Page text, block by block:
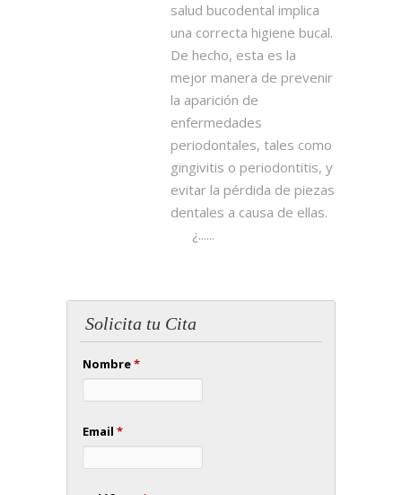
salud bucodental implica
una correcta higiene bucal.
De hecho, esta es la
mejor manera de prevenir
la aparición de
enfermedades
periodontales, tales como
gingivitis o periodontitis, y
evitar la pérdida de piezas
dentales a causa de ellas.
¿......
Solicita tu Cita
Nombre*
Email *